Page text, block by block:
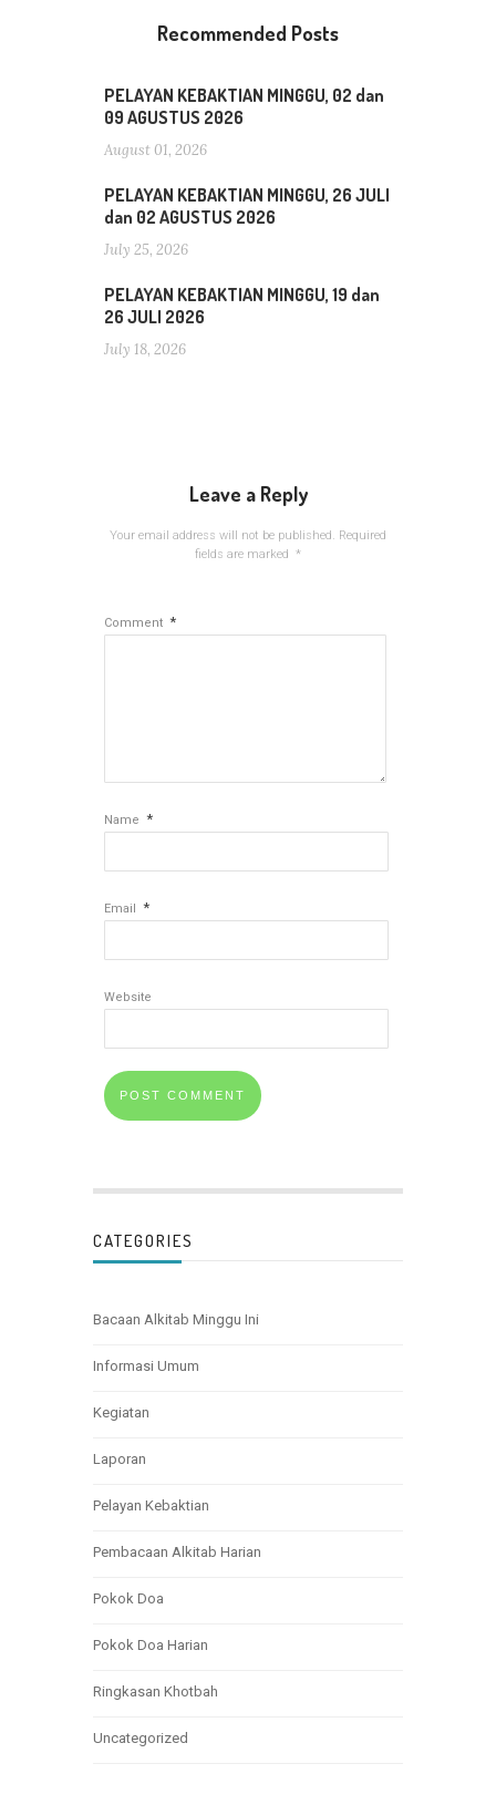
Recommended Posts
PELAYAN KEBAKTIAN MINGGU, 02 dan
09 AGUSTUS 2026
August 01, 2026
PELAYAN KEBAKTIAN MINGGU, 26 JULI
dan 02 AGUSTUS 2026
July 25, 2026
PELAYAN KEBAKTIAN MINGGU, 19 dan
26 JULI 2026
July 18, 2026
Leave a Reply
Your email address will not be published. Required
fields are marked *
Comment *
Name *
Email *
Website
CATEGORIES
Bacaan Alkitab Minggu Ini
Informasi Umum
Kegiatan
Laporan
Pelayan Kebaktian
Pembacaan Alkitab Harian
Pokok Doa
Pokok Doa Harian
Ringkasan Khotbah
Uncategorized